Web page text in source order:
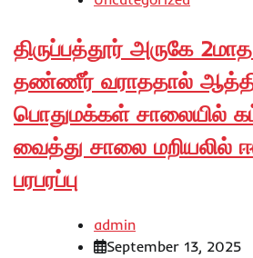
திருப்பத்தூர் அருகே
தண்ணீர் வராததால்
பொதுமக்கள் சாலையில்
வைத்து சாலை மறியலில்
பரபரப்பு
admin
September 13, 2025